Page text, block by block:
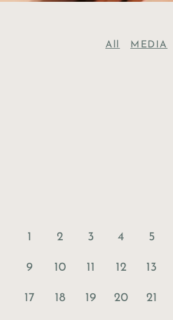
All MEDIA
1 2 3 4 5
9 10 11 12 13
17 18 19 20 21